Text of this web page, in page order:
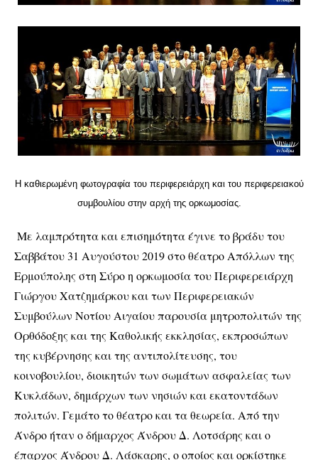
Η καθιερωμένη φωτογραφία του περιφερειάρχη και του περιφερειακού
συμβουλίου στην αρχή της ορκωμοσίας.
Με λαμπρότητα και επισημότητα έγινε το βράδυ του
Σαββάτου 31 Αυγούστου 2019 στο θέατρο Απόλλων της
Ερμούπολης στη Σύρο η ορκωμοσία του Περιφερειάρχη
Γιώργου Χατζημάρκου και των Περιφερειακών
Συμβούλων Νοτίου Αιγαίου παρουσία μητροπολιτών της
Ορθόδοξης και της Καθολικής εκκλησίας, εκπροσώπων
της κυβέρνησης και της αντιπολίτευσης, του
κοινοβουλίου, διοικητών των σωμάτων ασφαλείας των
Κυκλάδων, δημάρχων των νησιών και εκατοντάδων
πολιτών. Γεμάτο το θέατρο και τα θεωρεία. Από την
Άνδρο ήταν ο δήμαρχος Άνδρου Δ. Λοτσάρης και ο
έπαρχος Άνδρου Δ. Λάσκαρης, ο οποίος και ορκίστηκε